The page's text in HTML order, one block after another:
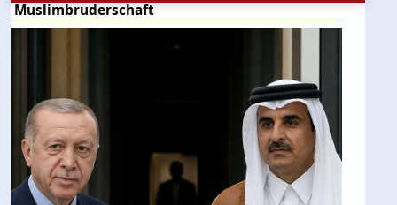
Muslimbruderschaft